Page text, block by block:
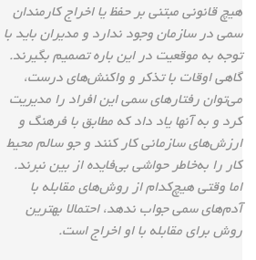
هیچ قانونی مبتنی بر حفظ یا اخراج کارمندان
سمی در سازمان وجود ندارد و مدیران باید با
توجه به موقعیت در این باره تصمیم بگیرند.
گاهی اوقات با تذکر و واکنش‌های درست،
می‌توان رفتارهای سمی این افراد را مدیریت
کرد و به آنها یاد داد که مطابق با فرهنگ و
ارزش‌های سازمانی کار کنند و جو سالم محیط
کار را به‌خاطر حواشی بی‌فایده از بین نبرند.
اما وقتی هیچ‌کدام از روش‌های مقابله با
آدم‌های سمی جواب ندهد، احتمالا بهترین
روش برای مقابله با او اخراج است.